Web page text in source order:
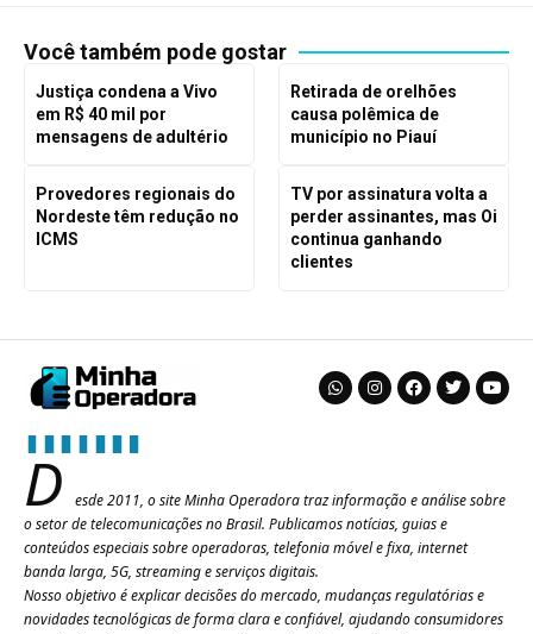
Você também pode gostar
Justiça condena a Vivo
em R$ 40 mil por
mensagens de adultério
Retirada de orelhões
causa polêmica de
município no Piauí
Provedores regionais do
Nordeste têm redução no
ICMS
TV por assinatura volta a
perder assinantes, mas Oi
continua ganhando
clientes
D
esde 2011, o site Minha Operadora traz informação e análise sobre
o setor de telecomunicações no Brasil. Publicamos notícias, guias e
conteúdos especiais sobre operadoras, telefonia móvel e fixa, internet
banda larga, 5G, streaming e serviços digitais.
Nosso objetivo é explicar decisões do mercado, mudanças regulatórias e
novidades tecnológicas de forma clara e confiável, ajudando consumidores